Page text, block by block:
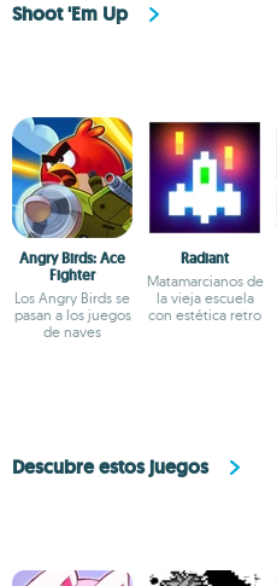
Shoot 'Em Up
Angry Birds: Ace
Fighter
Los Angry Birds se
pasan a los juegos
de naves
Radiant
Matamarcianos de
la vieja escuela
con estética retro
Descubre estos juegos